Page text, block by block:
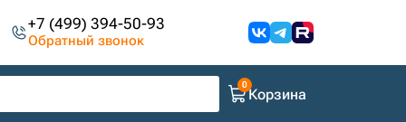
+7 (499) 394-50-93
Обратный звонок
Корзина